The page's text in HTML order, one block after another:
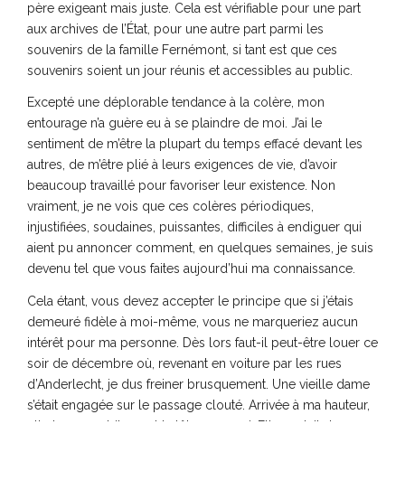
père exigeant mais juste. Cela est vérifiable pour une part
aux archives de l’État, pour une autre part parmi les
souvenirs de la famille Fernémont, si tant est que ces
souvenirs soient un jour réunis et accessibles au public.
Excepté une déplorable tendance à la colère, mon
entourage n’a guère eu à se plaindre de moi. J’ai le
sentiment de m’être la plupart du temps effacé devant les
autres, de m’être plié à leurs exigences de vie, d’avoir
beaucoup travaillé pour favoriser leur existence. Non
vraiment, je ne vois que ces colères périodiques,
injustifiées, soudaines, puissantes, difficiles à endiguer qui
aient pu annoncer comment, en quelques semaines, je suis
devenu tel que vous faites aujourd’hui ma connaissance.
Cela étant, vous devez accepter le principe que si j’étais
demeuré fidèle à moi-même, vous ne marqueriez aucun
intérêt pour ma personne. Dès lors faut-il peut-être louer ce
soir de décembre où, revenant en voiture par les rues
d’Anderlecht, je dus freiner brusquement. Une vieille dame
s’était engagée sur le passage clouté. Arrivée à ma hauteur,
elle tourna subitement la tête vers moi. Elle portait des